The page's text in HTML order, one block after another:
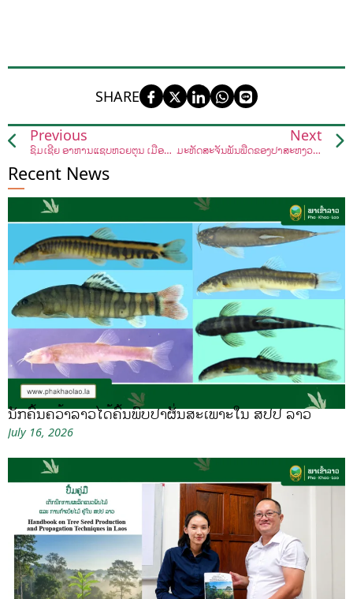
SHARE
Previous
ຊົມເຊີຍ ອາຫານແຊບຫ້ວຍຕຸ່ນ ເມືອງຄຳເກີດ ຊະນະໃຈກຳມະການງານເທດສະການອາຫານທ້ອງຖິ່ນ
Next
ມະຫັດສະຈັນພັນພືດຂອງປ່າສະຫງວນແຫ່ງຊາດນ້ຳກະດິງ
Recent News
ນັກຄົ້ນຄວ້າລາວໄດ້ຄົ້ນພົບປາຜັ່ນສະເພາະໃນ ສປປ ລາວ
July 16, 2026